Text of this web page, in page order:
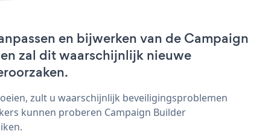
en bijwerken van de Campaign
zal dit waarschijnlijk nieuwe
zult u waarschijnlijk beveiligingsproblemen
kunnen proberen Campaign Builder